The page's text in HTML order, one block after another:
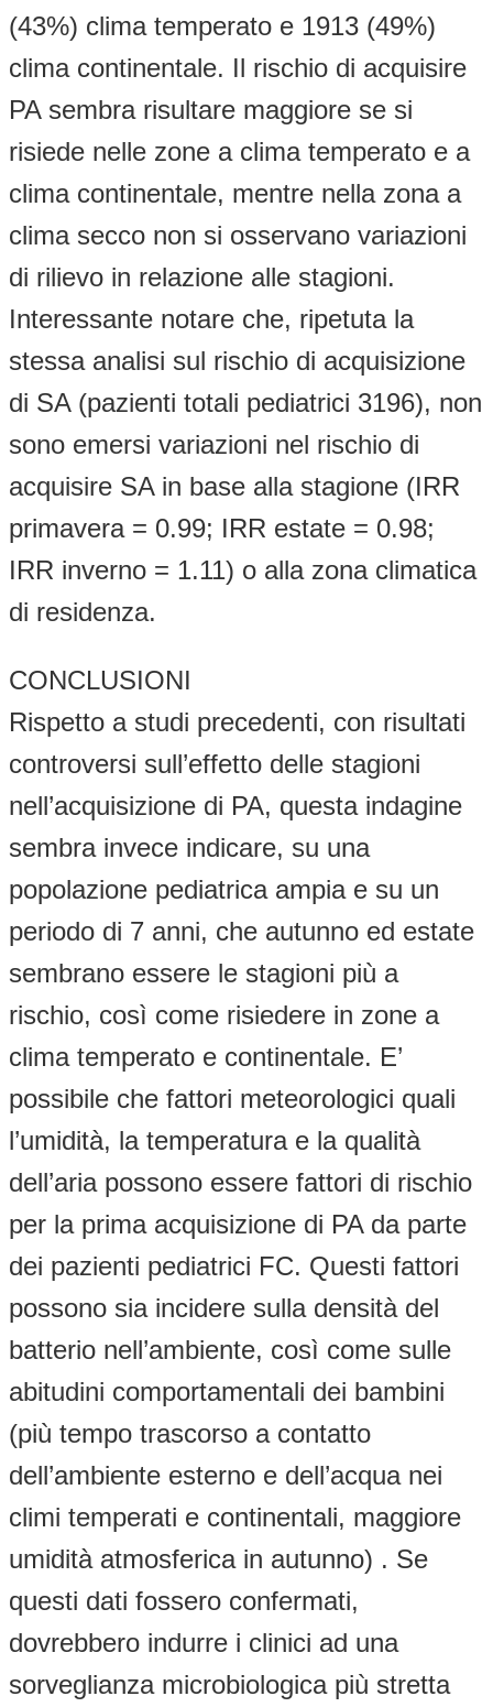
(43%) clima temperato e 1913 (49%)
clima continentale. Il rischio di acquisire
PA sembra risultare maggiore se si
risiede nelle zone a clima temperato e a
clima continentale, mentre nella zona a
clima secco non si osservano variazioni
di rilievo in relazione alle stagioni.
Interessante notare che, ripetuta la
stessa analisi sul rischio di acquisizione
di SA (pazienti totali pediatrici 3196), non
sono emersi variazioni nel rischio di
acquisire SA in base alla stagione (IRR
primavera = 0.99; IRR estate = 0.98;
IRR inverno = 1.11) o alla zona climatica
di residenza.
CONCLUSIONI
Rispetto a studi precedenti, con risultati
controversi sull’effetto delle stagioni
nell’acquisizione di PA, questa indagine
sembra invece indicare, su una
popolazione pediatrica ampia e su un
periodo di 7 anni, che autunno ed estate
sembrano essere le stagioni più a
rischio, così come risiedere in zone a
clima temperato e continentale. E’
possibile che fattori meteorologici quali
l’umidità, la temperatura e la qualità
dell’aria possono essere fattori di rischio
per la prima acquisizione di PA da parte
dei pazienti pediatrici FC. Questi fattori
possono sia incidere sulla densità del
batterio nell’ambiente, così come sulle
abitudini comportamentali dei bambini
(più tempo trascorso a contatto
dell’ambiente esterno e dell’acqua nei
climi temperati e continentali, maggiore
umidità atmosferica in autunno) . Se
questi dati fossero confermati,
dovrebbero indurre i clinici ad una
sorveglianza microbiologica più stretta